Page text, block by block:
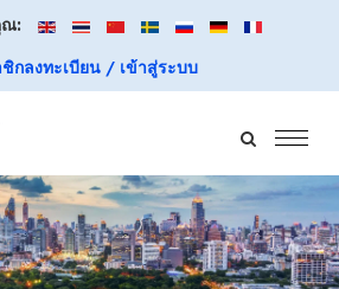
ณ:
กลงทะเบียน / เข้าสู่ระบบ